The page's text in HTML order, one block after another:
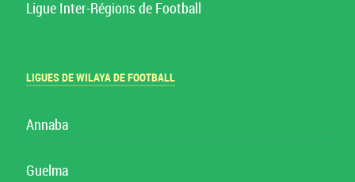
Ligue Inter-Régions de Football
LIGUES DE WILAYA DE FOOTBALL
Annaba
Guelma